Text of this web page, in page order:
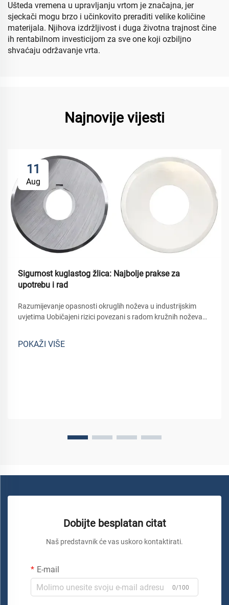
Ušteda vremena u upravljanju vrtom je značajna, jer
sjeckači mogu brzo i učinkovito preraditi velike količine
materijala. Njihova izdržljivost i duga životna trajnost čine
ih rentabilnom investicijom za sve one koji ozbiljno
shvaćaju održavanje vrta.
Najnovije vijesti
11
Aug
Sigurnost kuglastog žlica: Najbolje prakse za
upotrebu i rad
Razumijevanje opasnosti okruglih noževa u industrijskim
uvjetima Uobičajeni rizici povezani s radom kružnih noževa
noževi u industrijskoj upotrebi mogu predstavljati određene
opasnosti s najčešćim...
POKAŽI VIŠE
Dobijte besplatan citat
Naš predstavnik će vas uskoro kontaktirati.
E-mail
0/100